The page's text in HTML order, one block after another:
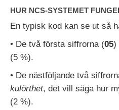
HUR NCS-SYSTEMET
En typisk kod kan se ut så
• De två första siffrorna (05)
(5 %).
• De nästföljande två
kulörthet, det vill säga hur
(2 %).